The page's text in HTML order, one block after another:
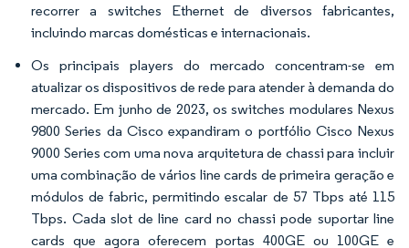
recorrer a switches Ethernet de diversos fabricantes,
incluindo marcas domésticas e internacionais.
Os principais players do mercado concentram-se em
atualizar os dispositivos de rede para atender à demanda do
mercado. Em junho de 2023, os switches modulares Nexus
9800 Series da Cisco expandiram o portfólio Cisco Nexus
9000 Series com uma nova arquitetura de chassi para incluir
uma combinação de vários line cards de primeira geração e
módulos de fabric, permitindo escalar de 57 Tbps até 115
Tbps. Cada slot de line card no chassi pode suportar line
cards que agora oferecem portas 400GE ou 100GE e